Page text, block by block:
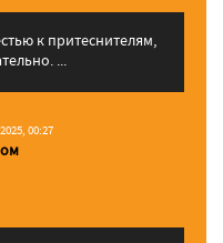
к притеснителям,
...
00:27